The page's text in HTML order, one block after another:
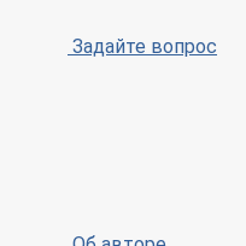
Задайте вопрос